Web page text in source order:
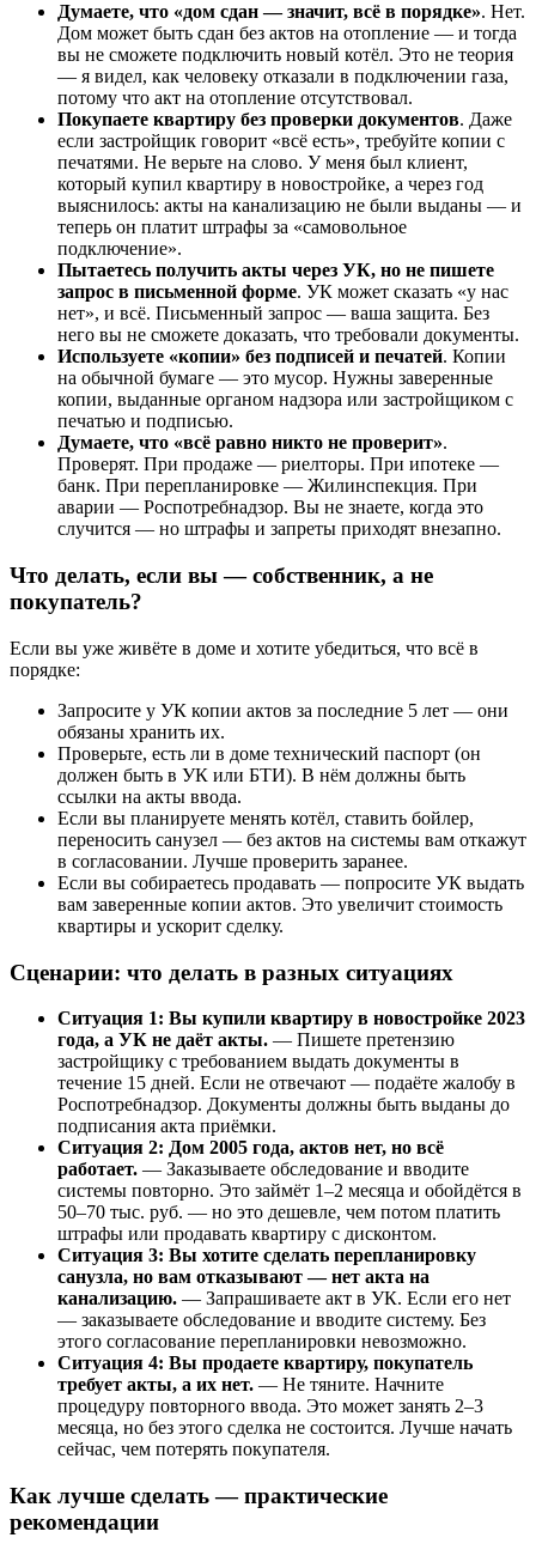
Думаете, что «дом сдан — значит, всё в порядке». Нет.
Дом может быть сдан без актов на отопление — и тогда
вы не сможете подключить новый котёл. Это не теория
— я видел, как человеку отказали в подключении газа,
потому что акт на отопление отсутствовал.
Покупаете квартиру без проверки документов. Даже
если застройщик говорит «всё есть», требуйте копии с
печатями. Не верьте на слово. У меня был клиент,
который купил квартиру в новостройке, а через год
выяснилось: акты на канализацию не были выданы — и
теперь он платит штрафы за «самовольное
подключение».
Пытаетесь получить акты через УК, но не пишете
запрос в письменной форме. УК может сказать «у нас
нет», и всё. Письменный запрос — ваша защита. Без
него вы не сможете доказать, что требовали документы.
Используете «копии» без подписей и печатей. Копии
на обычной бумаге — это мусор. Нужны заверенные
копии, выданные органом надзора или застройщиком с
печатью и подписью.
Думаете, что «всё равно никто не проверит».
Проверят. При продаже — риелторы. При ипотеке —
банк. При перепланировке — Жилинспекция. При
аварии — Роспотребнадзор. Вы не знаете, когда это
случится — но штрафы и запреты приходят внезапно.
Что делать, если вы — собственник, а не
покупатель?
Если вы уже живёте в доме и хотите убедиться, что всё в
порядке:
Запросите у УК копии актов за последние 5 лет — они
обязаны хранить их.
Проверьте, есть ли в доме технический паспорт (он
должен быть в УК или БТИ). В нём должны быть
ссылки на акты ввода.
Если вы планируете менять котёл, ставить бойлер,
переносить санузел — без актов на системы вам откажут
в согласовании. Лучше проверить заранее.
Если вы собираетесь продавать — попросите УК выдать
вам заверенные копии актов. Это увеличит стоимость
квартиры и ускорит сделку.
Сценарии: что делать в разных ситуациях
Ситуация 1: Вы купили квартиру в новостройке 2023
года, а УК не даёт акты. — Пишете претензию
застройщику с требованием выдать документы в
течение 15 дней. Если не отвечают — подаёте жалобу в
Роспотребнадзор. Документы должны быть выданы до
подписания акта приёмки.
Ситуация 2: Дом 2005 года, актов нет, но всё
работает. — Заказываете обследование и вводите
системы повторно. Это займёт 1–2 месяца и обойдётся в
50–70 тыс. руб. — но это дешевле, чем потом платить
штрафы или продавать квартиру с дисконтом.
Ситуация 3: Вы хотите сделать перепланировку
санузла, но вам отказывают — нет акта на
канализацию. — Запрашиваете акт в УК. Если его нет
— заказываете обследование и вводите систему. Без
этого согласование перепланировки невозможно.
Ситуация 4: Вы продаете квартиру, покупатель
требует акты, а их нет. — Не тяните. Начните
процедуру повторного ввода. Это может занять 2–3
месяца, но без этого сделка не состоится. Лучше начать
сейчас, чем потерять покупателя.
Как лучше сделать — практические
рекомендации